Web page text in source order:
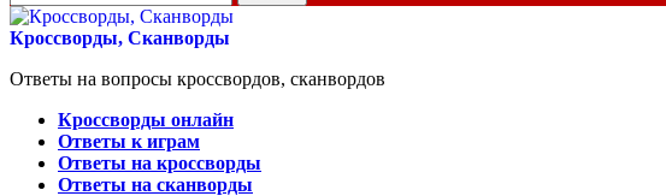
для:
Кроссворды, Сканворды
Ответы на вопросы кроссвордов, сканвордов
Кроссворды онлайн
Ответы к играм
Ответы на кроссворды
Ответы на сканворды